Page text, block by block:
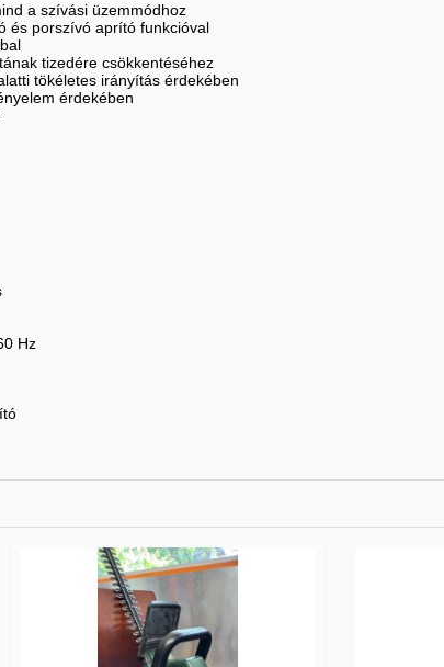
a szívási üzemmódhoz
és porszívó aprító funkcióval
tizedére csökkentéséhez
tökéletes irányítás érdekében
érdekében
Hz